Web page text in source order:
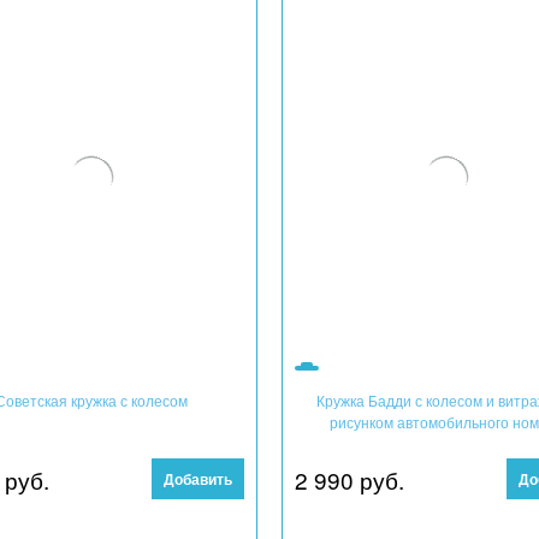
кружка с колесом
руб. Добавить
Кружка Бадди с колесом и
рисунком автомобильного
2 990 руб.